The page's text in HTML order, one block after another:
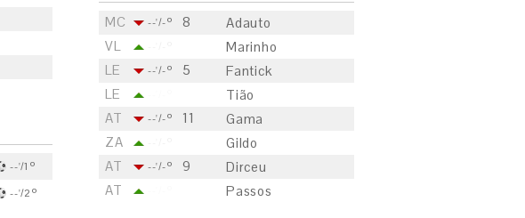
--'/1º
--'/2º
MC
--'/-º 8
Adauto
VL
Marinho
LE
--'/-º 5
Fantick
LE
Tião
AT
--'/-º 11
Gama
ZA
Gildo
AT
--'/-º 9
Dirceu
AT
Passos